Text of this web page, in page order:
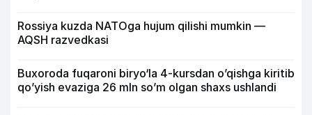
Rossiya kuzda NATOga hujum qilishi mumkin —
AQSH razvedkasi
Buxoroda fuqaroni biryo‘la 4-kursdan o’qishga kiritib
qo’yish evaziga 26 mln so’m olgan shaxs ushlandi